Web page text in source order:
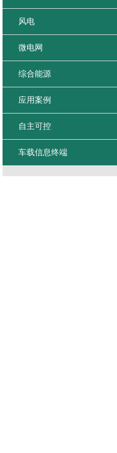
风电
微电网
综合能源
应用案例
自主可控
车载信息终端